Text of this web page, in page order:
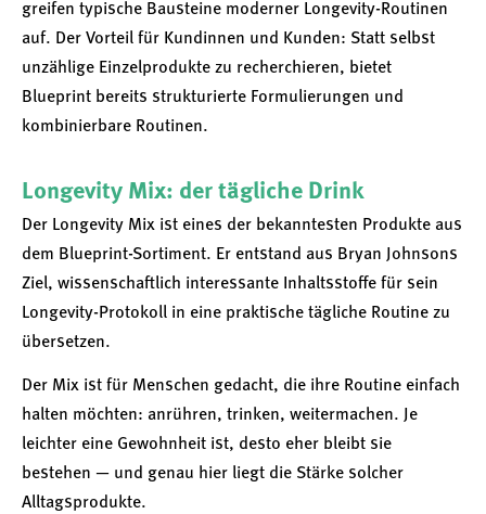
greifen typische Bausteine moderner Longevity-Routinen
auf. Der Vorteil für Kundinnen und Kunden: Statt selbst
unzählige Einzelprodukte zu recherchieren, bietet
Blueprint bereits strukturierte Formulierungen und
kombinierbare Routinen.
Longevity Mix: der tägliche Drink
Der Longevity Mix ist eines der bekanntesten Produkte aus
dem Blueprint-Sortiment. Er entstand aus Bryan Johnsons
Ziel, wissenschaftlich interessante Inhaltsstoffe für sein
Longevity-Protokoll in eine praktische tägliche Routine zu
übersetzen.
Der Mix ist für Menschen gedacht, die ihre Routine einfach
halten möchten: anrühren, trinken, weitermachen. Je
leichter eine Gewohnheit ist, desto eher bleibt sie
bestehen — und genau hier liegt die Stärke solcher
Alltagsprodukte.